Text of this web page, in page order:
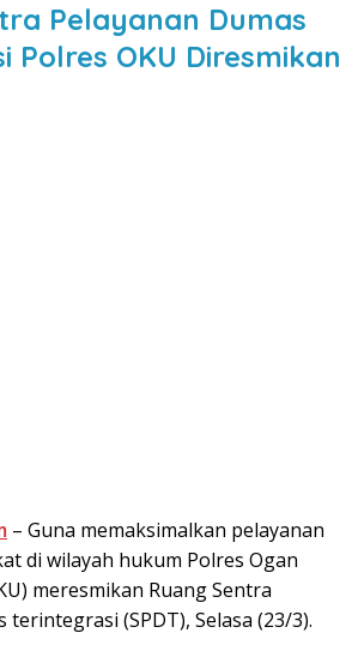
Pelayanan Dumas
Polres OKU Diresmikan
– Guna memaksimalkan pelayanan
di wilayah hukum Polres Ogan
meresmikan Ruang Sentra
terintegrasi (SPDT), Selasa (23/3).